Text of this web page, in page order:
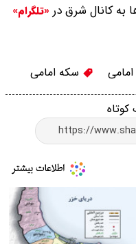
به کانال شرق در «تلگرام»
سکه امامی
کوتاه